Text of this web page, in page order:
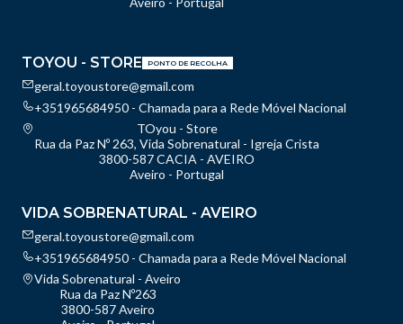
TOYOU - STORE PONTO DE RECOLHA
geral.toyoustore@gmail.com
+351965684950 - Chamada para a Rede Móvel Nacional
TOyou - Store
Rua da Paz Nº 263, Vida Sobrenatural - Igreja Crista
3800-587 CACIA - AVEIRO
Aveiro - Portugal
VIDA SOBRENATURAL - AVEIRO
geral.toyoustore@gmail.com
+351965684950 - Chamada para a Rede Móvel Nacional
Vida Sobrenatural - Aveiro
Rua da Paz Nº263
3800-587 Aveiro